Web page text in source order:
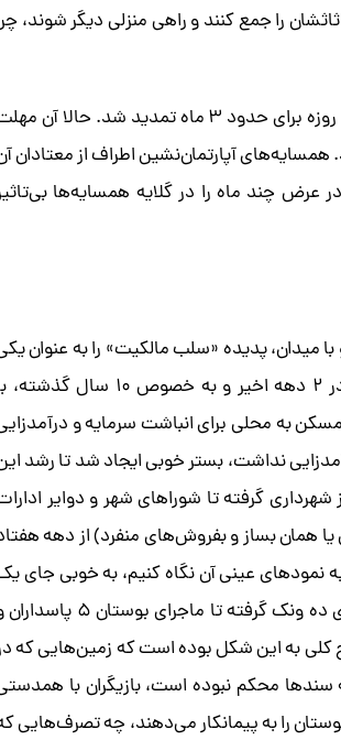
را جمع کنند و راهی منزلی دیگر شوند،
رسانه‌ها که پای کار آمدند، مدیران شهری هم کمی عقب‌نشینی کردند و مهلت ۱۰ روزه برای حدود ۳ ماه تمدید شد. حالا آن
همسایه‌های آپارتمان‌نشین اطراف از معتادان
عرض چند ماه را در گلایه همسایه‌ها
میدان، پدیده «سلب مالکیت» را به عنوان
از جدی‌ترین تصمیمات حاکمان شهری در دهه‌های اخیر معرفی کرد و گفت: «در ۲ دهه اخیر و به خصوص ۱۰ سال
به محلی برای انباشت سرمایه و
نداشت، بستر خوبی ایجاد شد تا رشد
گرفته تا شوراهای شهر و دوایر
همان بساز و بفروش‌های منفرد) از دهه
نمودهای عینی آن نگاه کنیم، به خوبی جای
نقشه و طرح تکراری را در آن خواهیم یافت. از حواشی مربوط به تخریب خانه‌های ده ونک گرفته تا ماجرای بوستان
کلی به این شکل بوده است که زمین‌هایی که
محکم نبوده است، بازیگران با
را به پیمانکار می‌دهند، چه تصرف‌هایی